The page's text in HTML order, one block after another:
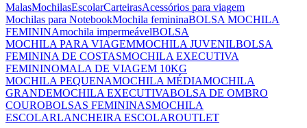
MalasMochilasEscolarCarteirasAcessórios para viagem
Mochilas para NotebookMochila femininaBOLSA MOCHILA
FEMININAmochila impermeávelBOLSA
MOCHILA PARA VIAGEMMOCHILA JUVENILBOLSA
FEMININA DE COSTASMOCHILA EXECUTIVA
FEMININOMALA DE VIAGEM 10KG
MOCHILA PEQUENAMOCHILA MÉDIAMOCHILA
GRANDEMOCHILA EXECUTIVABOLSA DE OMBRO
COUROBOLSAS FEMININASMOCHILA
ESCOLARLANCHEIRA ESCOLAROUTLET